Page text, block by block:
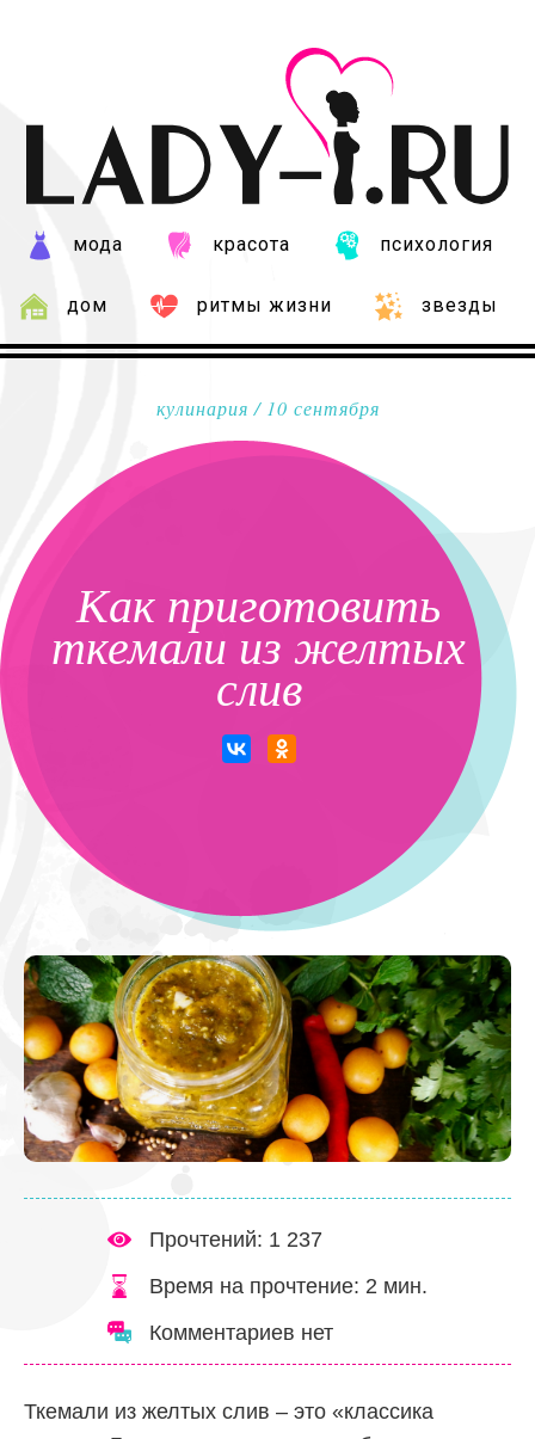
мода красота психология
дом ритмы жизни звезды
кулинария / 10 сентября
Как приготовить
ткемали из желтых
слив
Прочтений: 1 237
Время на прочтение: 2 мин.
Комментариев нет
Ткемали из желтых слив – это «классика